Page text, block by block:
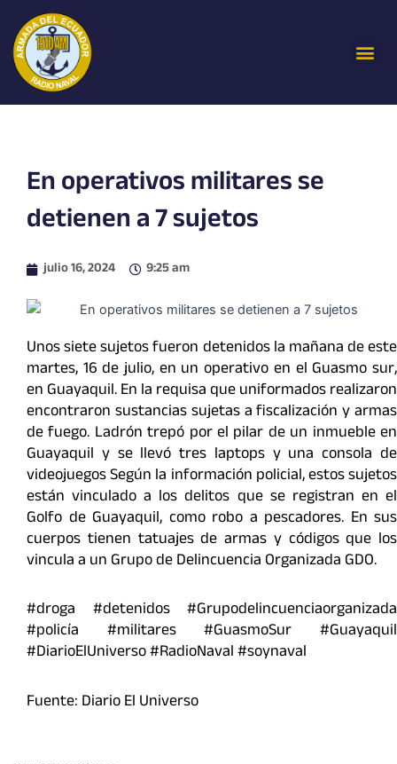
contenido
En operativos militares se
detienen a 7 sujetos
julio 16, 2024 9:25 am
Unos siete sujetos fueron detenidos la mañana de este
martes, 16 de julio, en un operativo en el Guasmo sur,
en Guayaquil. En la requisa que uniformados realizaron
encontraron sustancias sujetas a fiscalización y armas
de fuego. Ladrón trepó por el pilar de un inmueble en
Guayaquil y se llevó tres laptops y una consola de
videojuegos Según la información policial, estos sujetos
están vinculado a los delitos que se registran en el
Golfo de Guayaquil, como robo a pescadores. En sus
cuerpos tienen tatuajes de armas y códigos que los
vincula a un Grupo de Delincuencia Organizada GDO.
#droga #detenidos #Grupodelincuenciaorganizada
#policía #militares #GuasmoSur #Guayaquil
#DiarioElUniverso #RadioNaval #soynaval
Fuente: Diario El Universo